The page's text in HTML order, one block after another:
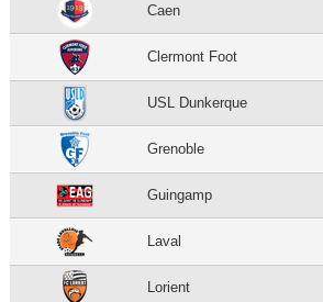
Caen
Clermont Foot
USL Dunkerque
Grenoble
Guingamp
Laval
Lorient